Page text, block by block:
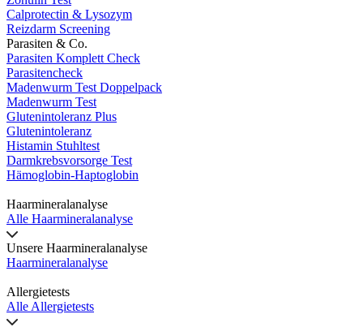
Calprotectin & Lysozym
Reizdarm Screening
Parasiten & Co.
Parasiten Komplett Check
Parasitencheck
Madenwurm Test Doppelpack
Madenwurm Test
Glutenintoleranz Plus
Glutenintoleranz
Histamin Stuhltest
Darmkrebsvorsorge Test
Hämoglobin-Haptoglobin
Haarmineralanalyse
Alle Haarmineralanalyse
Unsere Haarmineralanalyse
Haarmineralanalyse
Allergietests
Alle Allergietests